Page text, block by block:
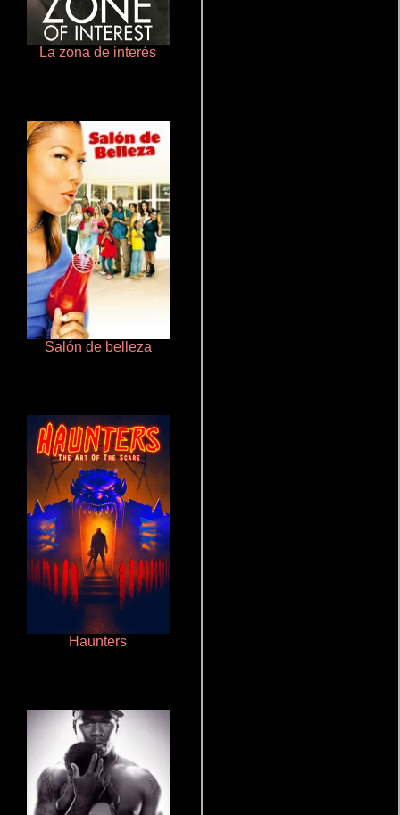
La zona de interés
Salón de belleza
Haunters